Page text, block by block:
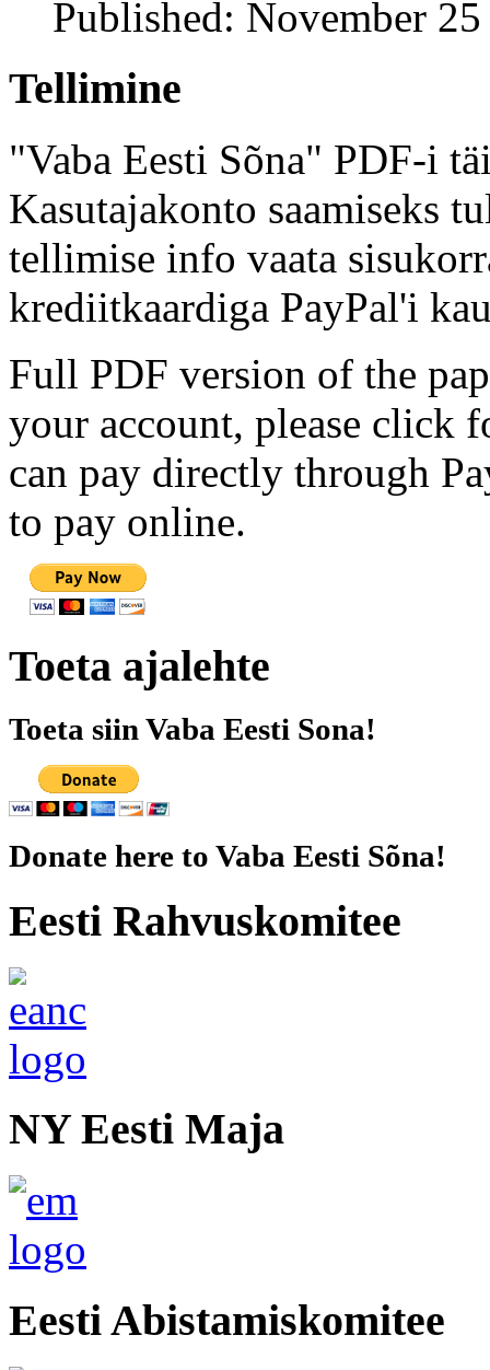
Published: November
Tellimine
"Vaba Eesti Sõna" PDF-i
Kasutajakonto saamiseks
tellimise info vaata
krediitkaardiga PayPal'i
Full PDF version of the
your account, please click
can pay directly through
to pay online.
Toeta ajalehte
Toeta siin Vaba Eesti Sona!
Donate here to Vaba Eesti Sõna!
Eesti Rahvuskomitee
NY Eesti Maja
Eesti Abistamiskomitee